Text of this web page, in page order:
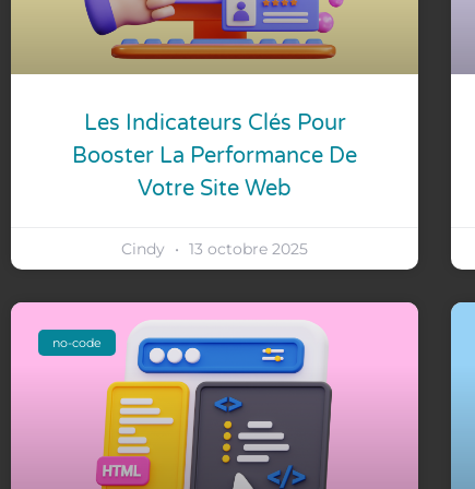
Les Indicateurs Clés Pour
Booster La Performance De
Votre Site Web
Cindy 13 octobre 2025
no-code